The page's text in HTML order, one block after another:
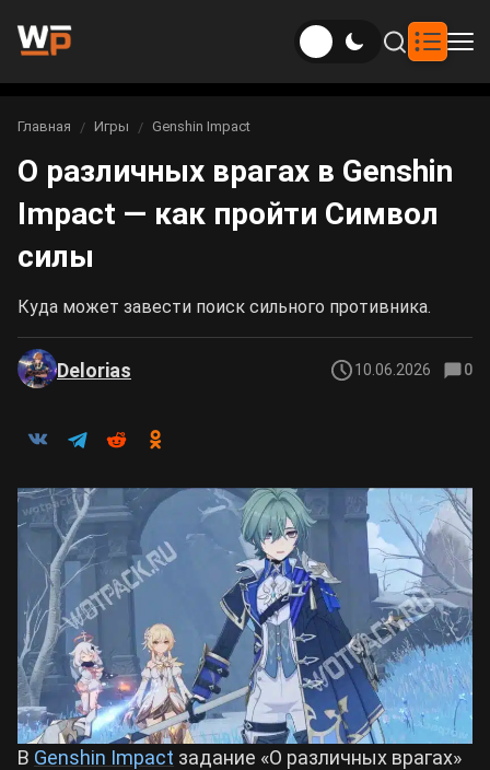
Новости
Новости Genshin Impact
Новости Honkai: Star Rail
Новости Zenless Zone Zero
Игры
Genshin Impact
Neverness to Everness
Arknights: Endfield
Crimson Desert
Zenless Zone Zero
Kingdom Come: Deliverance 2
Path of Exile 2
Билды
Билды Genshin Impact
Билды Honkai: Star Rail
Билды Arknights: Endfield
Билды Wuthering Waves
Билды Cyberpunk 2077
Билды Path of Exile 2
Интересное
Рейтинги
Аниме
Фильмы и сериалы
Вы здесь:
Главная Игры Genshin Impact
О различных врагах в Genshin
Impact — как пройти Символ
силы
Куда может завести поиск сильного противника.
Delorias 10.06.2026 0
В Genshin Impact задание «О различных врагах»